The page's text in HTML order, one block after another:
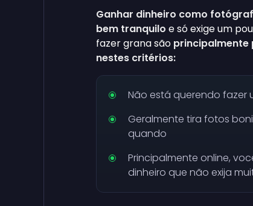
Ganhar dinheiro como
bem tranquilo e só exige um
fazer grana são principalmente
nestes critérios:
Não está querendo fazer
Geralmente tira fotos
quando
Principalmente online,
dinheiro que não exija